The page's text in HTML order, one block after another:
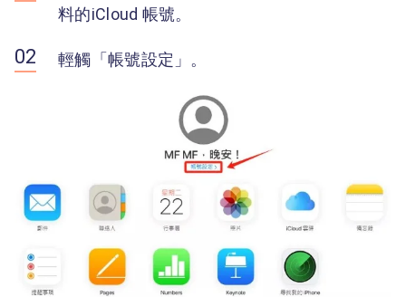
料的iCloud 帳號。
輕觸「帳號設定」。